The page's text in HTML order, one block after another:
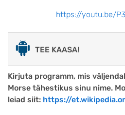
https://youtu.be/
TEE KAASA!
Kirjuta programm, mis
Morse tähestikus sinu nime.
leiad siit: https://